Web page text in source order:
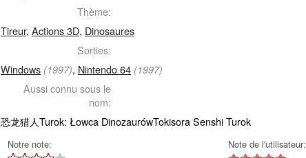
Thème:
Tireur, Actions 3D, Dinosaures
Sorties:
Windows (1997), Nintendo 64 (1997)
Aussi connu sous le
nom:
恐龙猎人Turok: Łowca DinozaurówTokisora Senshi Turok
Notre note: Note de l'utilisateur: